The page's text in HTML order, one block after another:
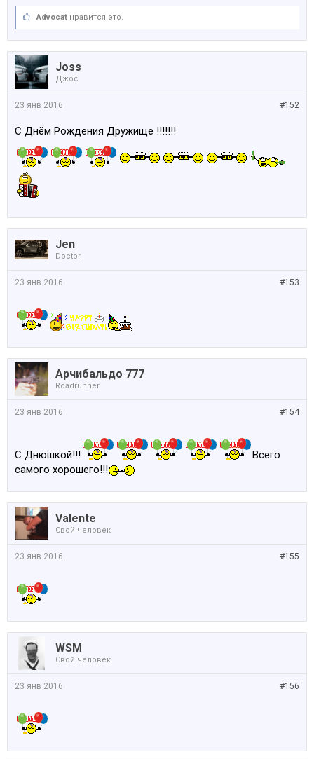
Advocat нравится это.
Joss
Джос
#152
23 янв 2016
С Днём Рождения Дружище !!!!!!!
Jen
Doctor
#153
23 янв 2016
Арчибальдо 777
Roadrunner
#154
23 янв 2016
С Днюшкой!!!
Всего
самого хорошего!!!
Valente
Свой человек
#155
23 янв 2016
WSM
Свой человек
#156
23 янв 2016